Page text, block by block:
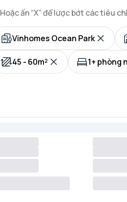
Hoặc ấn “X” để lược bớt các tiêu
Vinhomes Ocean Park
45 - 60m² 1+ phòng